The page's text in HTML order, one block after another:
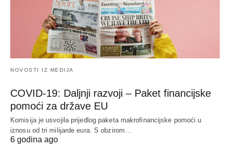
NOVOSTI IZ MEDIJA
COVID-19: Daljnji razvoji – Paket financijske
pomoći za države EU
Komisija je usvojila prijedlog paketa makrofinancijske pomoći u
iznosu od tri milijarde eura. S obzirom…
6 godina ago